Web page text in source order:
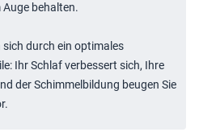
behalten.
sich durch ein optimales
Ihr Schlaf verbessert sich, Ihre
der Schimmelbildung beugen Sie